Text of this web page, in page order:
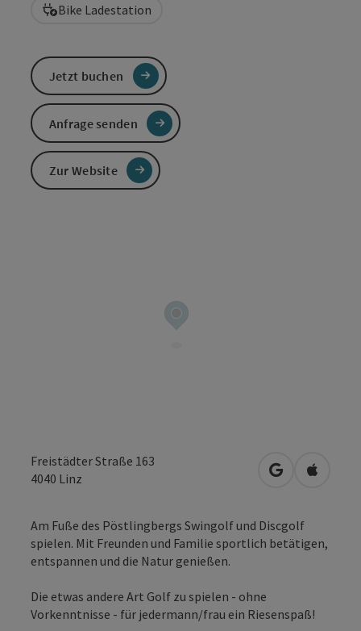
Bike Ladestation
Freistädter Straße 163
4040 Linz in Google
in
Am Fuße des Pöstlingbergs Swingolf und Discgolf
spielen. Mit Freunden und Familie sportlich betätigen,
entspannen und die Natur genießen.
Die etwas andere Art Golf zu spielen - ohne
Vorkenntnisse - für jedermann/frau ein Riesenspaß!
Jetzt buchen
Anfrage senden
Zur Website